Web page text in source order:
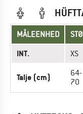
MÅLEENHED
INT. XS
Talje (cm)
64-
70